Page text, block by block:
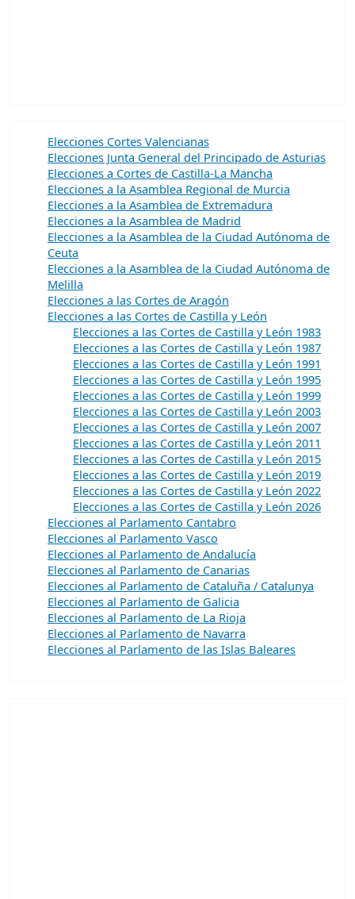
Elecciones Cortes Valencianas
Elecciones Junta General del Principado de Asturias
Elecciones a Cortes de Castilla-La Mancha
Elecciones a la Asamblea Regional de Murcia
Elecciones a la Asamblea de Extremadura
Elecciones a la Asamblea de Madrid
Elecciones a la Asamblea de la Ciudad Autónoma de
Ceuta
Elecciones a la Asamblea de la Ciudad Autónoma de
Melilla
Elecciones a las Cortes de Aragón
Elecciones a las Cortes de Castilla y León
Elecciones a las Cortes de Castilla y León 1983
Elecciones a las Cortes de Castilla y León 1987
Elecciones a las Cortes de Castilla y León 1991
Elecciones a las Cortes de Castilla y León 1995
Elecciones a las Cortes de Castilla y León 1999
Elecciones a las Cortes de Castilla y León 2003
Elecciones a las Cortes de Castilla y León 2007
Elecciones a las Cortes de Castilla y León 2011
Elecciones a las Cortes de Castilla y León 2015
Elecciones a las Cortes de Castilla y León 2019
Elecciones a las Cortes de Castilla y León 2022
Elecciones a las Cortes de Castilla y León 2026
Elecciones al Parlamento Cantabro
Elecciones al Parlamento Vasco
Elecciones al Parlamento de Andalucía
Elecciones al Parlamento de Canarias
Elecciones al Parlamento de Cataluña / Catalunya
Elecciones al Parlamento de Galicia
Elecciones al Parlamento de La Rioja
Elecciones al Parlamento de Navarra
Elecciones al Parlamento de las Islas Baleares